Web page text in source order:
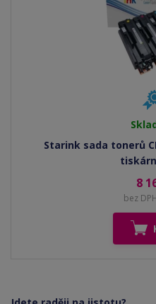
Starink sada tonerů
8
bez